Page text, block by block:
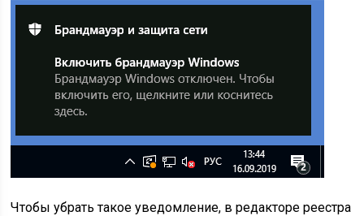
Чтобы убрать такое уведомление, в редакторе реестра